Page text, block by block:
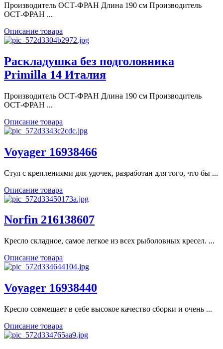
Производитель ОСТ-ФРАН Длина 190 см Производитель
ОСТ-ФРАН ...
Описание товара
Раскладушка без подголовника
Primilla 14 Италия
Производитель ОСТ-ФРАН Длина 190 см Производитель
ОСТ-ФРАН ...
Описание товара
Voyager 16938466
Стул с креплениями для удочек, разработан для того, что бы ...
Описание товара
Norfin 216138607
Кресло складное, самое легкое из всех рыболовных кресел. ...
Описание товара
Voyager 16938440
Кресло совмещает в себе высокое качество сборки и очень ...
Описание товара